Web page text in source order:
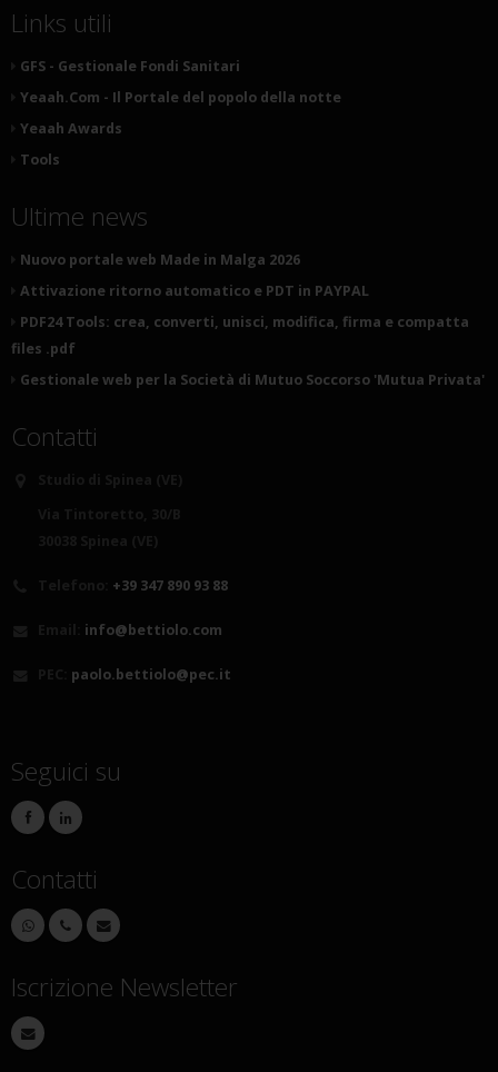
Links utili
GFS - Gestionale Fondi Sanitari
Yeaah.Com - Il Portale del popolo della notte
Yeaah Awards
Tools
Ultime news
Nuovo portale web Made in Malga 2026
Attivazione ritorno automatico e PDT in PAYPAL
PDF24 Tools: crea, converti, unisci, modifica, firma e compatta
files .pdf
Gestionale web per la Società di Mutuo Soccorso 'Mutua Privata'
Contatti
+39 347 890 93 88
info@bettiolo.com
paolo.bettiolo@pec.it
Seguici su
Contatti
Iscrizione Newsletter